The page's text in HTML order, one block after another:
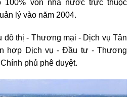
100% vốn nhà nước trực thuộc
lý vào năm 2004.
thị - Thương mại - Dịch vụ Tân
hợp Dịch vụ - Đầu tư - Thương
phủ phê duyệt.